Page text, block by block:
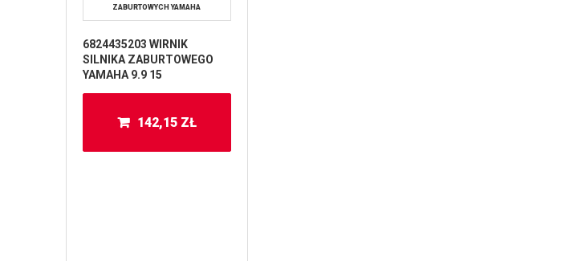
ZABURTOWYCH YAMAHA
6824435203 WIRNIK
SILNIKA ZABURTOWEGO
YAMAHA 9.9 15
142,15 ZŁ